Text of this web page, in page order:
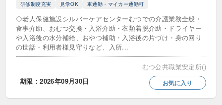
介護福祉用具レンタル・販売
更生保護法人 治験関連 病院
社会福祉法人
年収・給与
年収300万円以上 年収400万円以上
研修制度充実 見学OK 車通勤・マイカー通勤可
◇老人保健施設シルバーケアセンターむつでの介護業務全般・
食事介助、おむつ交換・入浴介助・衣類着脱介助・ドライヤー
や入浴後の水分補給、おやつ補助・入浴後の片づけ・身の回り
の世話・利用者様見守りなど、入所...
むつ公共職業安定所()
期限：2026年09月30日
お気に入り